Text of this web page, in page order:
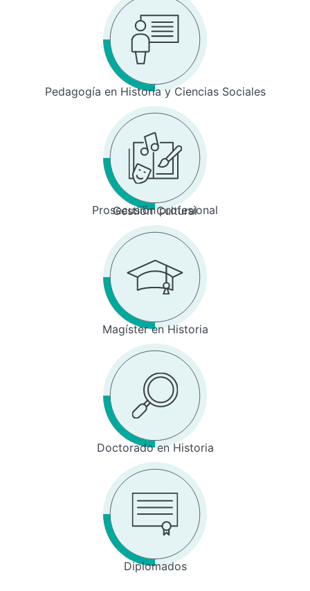
Pedagogía en Historia y Ciencias Sociales
Prosecusión profesional
Gestión Cultural
Magíster en Historia
Doctorado en Historia
Diplomados